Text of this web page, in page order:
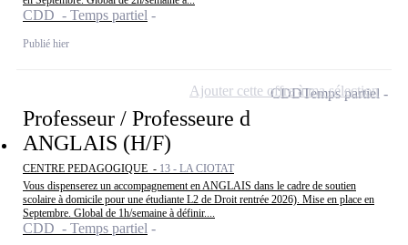
CDD - Temps partiel
Publié hier
Professeur / Professeure d
ANGLAIS (H/F)
CENTRE PEDAGOGIQUE - 13 - LA CIOTAT
Vous dispenserez un accompagnement en ANGLAIS dans le cadre de soutien
scolaire à domicile pour une étudiante L2 de Droit rentrée 2026). Mise en place en
Septembre. Global de 1h/semaine à définir....
CDD - Temps partiel
CDDTemps partiel
Ajouter cette offre à ma sélection